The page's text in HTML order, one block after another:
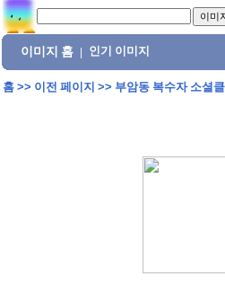
이미지 홈 인기 이미지
홈>> 이전 페이지 >> 부암동 복수자 소셜